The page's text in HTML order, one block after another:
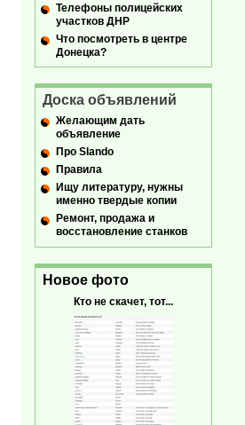
Телефоны полицейских
участков ДНР
Что посмотреть в центре
Донецка?
Доска объявлений
Желающим дать
объявление
Про Slando
Правила
Ищу литературу, нужны
именно твердые копии
Ремонт, продажа и
восстановление станков
Новое фото
Кто не скачет, тот...